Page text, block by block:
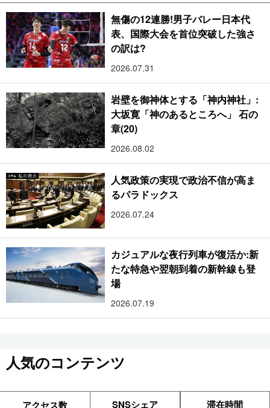
無傷の12連勝!男子バレー日本代
表、国際大会を首位突破した強さ
の訳は?
2026.07.31
岩壁を御神体とする「神内神社」:
大坂寛「神のあるところへ」 石の
章(20)
2026.08.02
人気政策の実現で政治不信が高ま
るパラドックス
2026.07.24
カジュアルな夜行列車が復活か:新
たな特急や翌朝到着の新幹線も登
場
2026.07.19
人気のコンテンツ
アクセス数 SNSシェア 滞在時間